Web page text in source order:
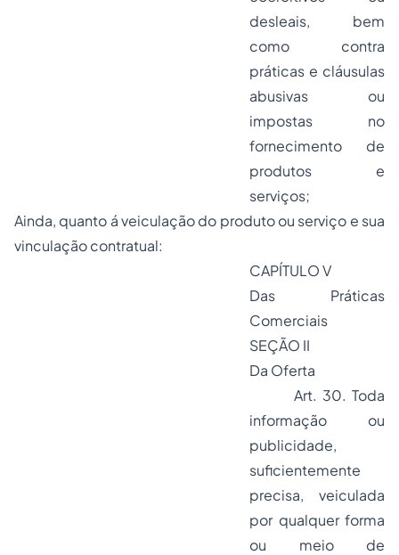
desleais, bem
como contra
práticas e cláusulas
abusivas ou
impostas no
fornecimento de
produtos e
serviços;
Ainda, quanto á veiculação do produto ou serviço e sua
vinculação contratual:
CAPÍTULO V
Das Práticas
Comerciais
SEÇÃO II
Da Oferta
Art. 30. Toda
informação ou
publicidade,
suficientemente
precisa, veiculada
por qualquer forma
ou meio de